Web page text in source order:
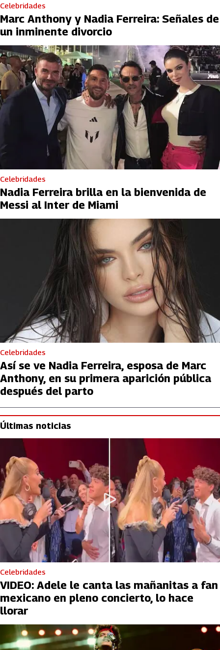
Celebridades
Marc Anthony y Nadia Ferreira: Señales de
un inminente divorcio
Celebridades
Nadia Ferreira brilla en la bienvenida de
Messi al Inter de Miami
Celebridades
Así se ve Nadia Ferreira, esposa de Marc
Anthony, en su primera aparición pública
después del parto
Últimas noticias
Celebridades
VIDEO: Adele le canta las mañanitas a fan
mexicano en pleno concierto, lo hace
llorar